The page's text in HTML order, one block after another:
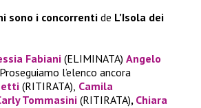
sono i concorrenti de L’Isola dei
Fabiani(ELIMINATA) Angelo
l’elenco ancora
(RITIRATA), Camila
Tommasini (RITIRATA), Chiara